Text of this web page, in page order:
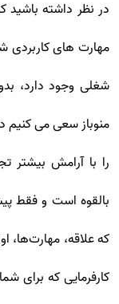
در نظر داشته باشید
مهارت های کاربردی
شغلی وجود دارد،
منوباز سعی می کنیم
را با آرامش بیشتر
بالقوه است و فقط
که علاقه، مهارت‌ها،
کارفرمایی که برای